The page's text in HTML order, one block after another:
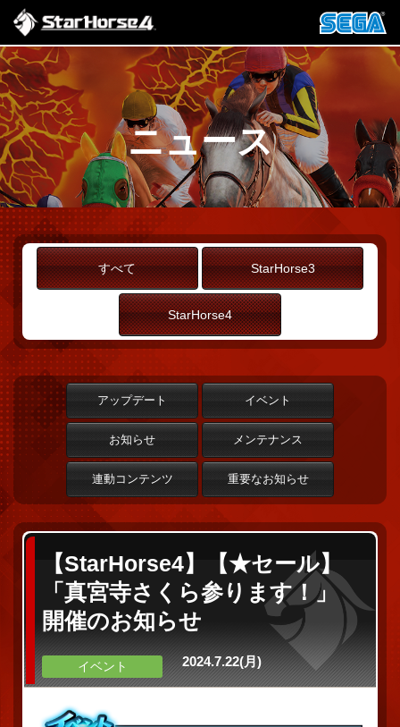
ニュース
すべて StarHorse3
StarHorse4
アップデート イベント
お知らせ メンテナンス
連動コンテンツ 重要なお知らせ
【StarHorse4】【★セール】
「真宮寺さくら参ります！」
開催のお知らせ
イベント 2024.7.22(月)